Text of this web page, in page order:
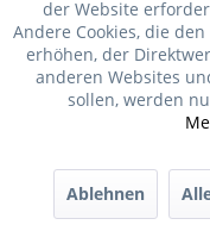
der Website
Andere Cookies, die
erhöhen, der
anderen Websites
sollen, werden
Ablehnen